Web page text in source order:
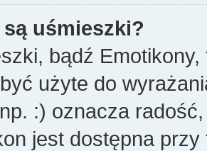
są uśmieszki?
bądź
użyte do
:) oznacza
jest dostępna